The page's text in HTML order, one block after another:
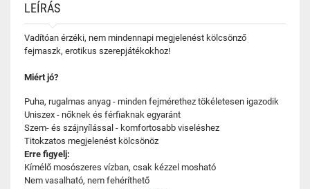
LEÍRÁS
Vadítóan érzéki, nem mindennapi megjelenést kölcsönző
fejmaszk, erotikus szerepjátékokhoz!
Miért jó?
Puha, rugalmas anyag - minden fejmérethez tökéletesen igazodik
Uniszex - nőknek és férfiaknak egyaránt
Szem- és szájnyílással - komfortosabb viseléshez
Titokzatos megjelenést kölcsönöz
Erre figyelj:
Kímélő mosószeres vízban, csak kézzel mosható
Nem vasalható, nem fehéríthető